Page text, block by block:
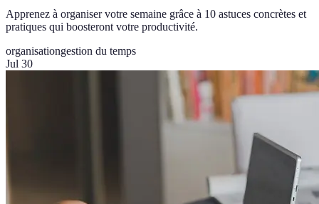
Apprenez à organiser votre semaine grâce à 10 astuces concrètes et
pratiques qui boosteront votre productivité.
organisationgestion du temps
Jul 30